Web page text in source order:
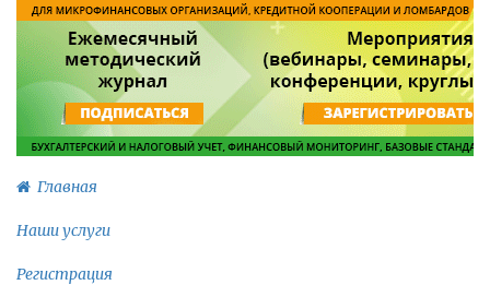
Главная
Наши услуги
Регистрация